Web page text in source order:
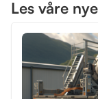
Les våre